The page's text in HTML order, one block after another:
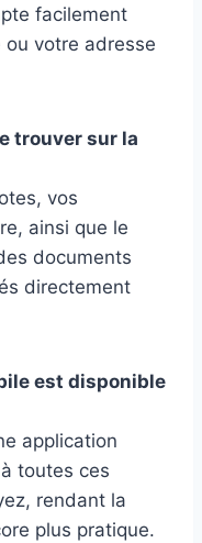
facilement
ou votre adresse
trouver sur la
vos
ainsi que le
documents
directement
est disponible
application
toutes ces
rendant la
plus pratique.